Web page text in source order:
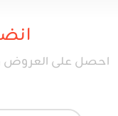
احصل على العروض